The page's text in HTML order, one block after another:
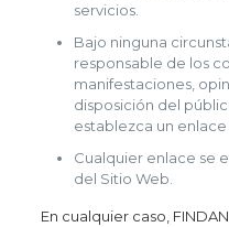
servicios.
Bajo ninguna
responsable de los
manifestaciones,
disposición del
establezca un enlace
Cualquier enlace se
del Sitio Web.
En cualquier caso,